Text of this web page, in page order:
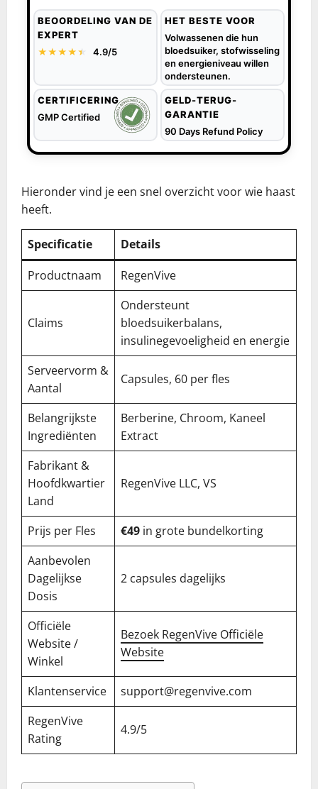
BEOORDELING VAN DE
EXPERT
★★★★★
★ 4.9/5
HET BESTE VOOR
Volwassenen die hun
bloedsuiker, stofwisseling
en energieniveau willen
ondersteunen.
CERTIFICERING
GMP Certified
GELD-TERUG-
GARANTIE
90 Days Refund Policy
Hieronder vind je een snel overzicht voor wie haast
heeft.
Specificatie
Details
Productnaam
RegenVive
Claims
Ondersteunt
bloedsuikerbalans,
insulinegevoeligheid en energie
Serveervorm &
Aantal
Capsules, 60 per fles
Belangrijkste
Ingrediënten
Berberine, Chroom, Kaneel
Extract
Fabrikant &
Hoofdkwartier
Land
RegenVive LLC, VS
Prijs per Fles €49 in grote bundelkorting
Aanbevolen
Dagelijkse
Dosis
2 capsules dagelijks
Officiële
Website /
Winkel
Bezoek RegenVive Officiële
Website
Klantenservice
support@regenvive.com
RegenVive
Rating
4.9/5